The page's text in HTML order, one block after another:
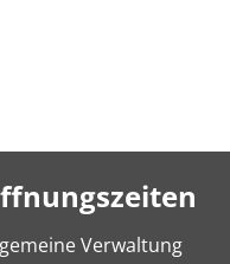
Verwaltung